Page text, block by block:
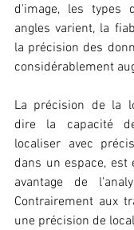
d'image, les types
angles varient, la
la précision des
considérablement
La précision de la
dire la capacité
localiser avec
dans un espace, est
avantage de
Contrairement aux
une précision de